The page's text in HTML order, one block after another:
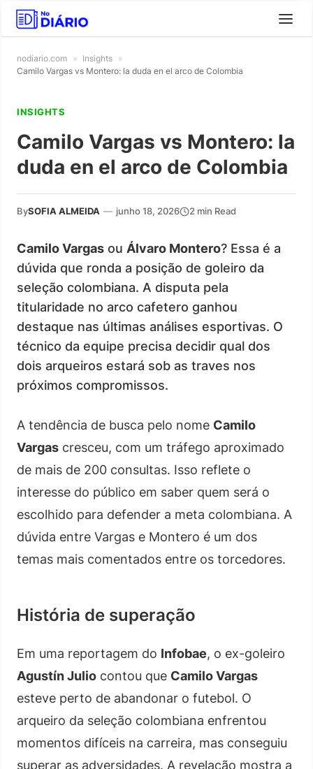
nodiario.com » Insights »
Camilo Vargas vs Montero: la duda en el arco de Colombia
INSIGHTS
Camilo Vargas vs Montero: la
duda en el arco de Colombia
BySOFIA ALMEIDA — junho 18, 2026 2 min Read
Camilo Vargas ou Álvaro Montero? Essa é a
dúvida que ronda a posição de goleiro da
seleção colombiana. A disputa pela
titularidade no arco cafetero ganhou
destaque nas últimas análises esportivas. O
técnico da equipe precisa decidir qual dos
dois arqueiros estará sob as traves nos
próximos compromissos.
A tendência de busca pelo nome Camilo
Vargas cresceu, com um tráfego aproximado
de mais de 200 consultas. Isso reflete o
interesse do público em saber quem será o
escolhido para defender a meta colombiana. A
dúvida entre Vargas e Montero é um dos
temas mais comentados entre os torcedores.
História de superação
Em uma reportagem do Infobae, o ex-goleiro
Agustín Julio contou que Camilo Vargas
esteve perto de abandonar o futebol. O
arqueiro da seleção colombiana enfrentou
momentos difíceis na carreira, mas conseguiu
superar as adversidades. A revelação mostra a